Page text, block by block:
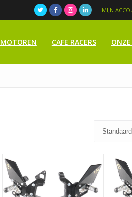
MIJN
MOTOREN CAFE RACERS